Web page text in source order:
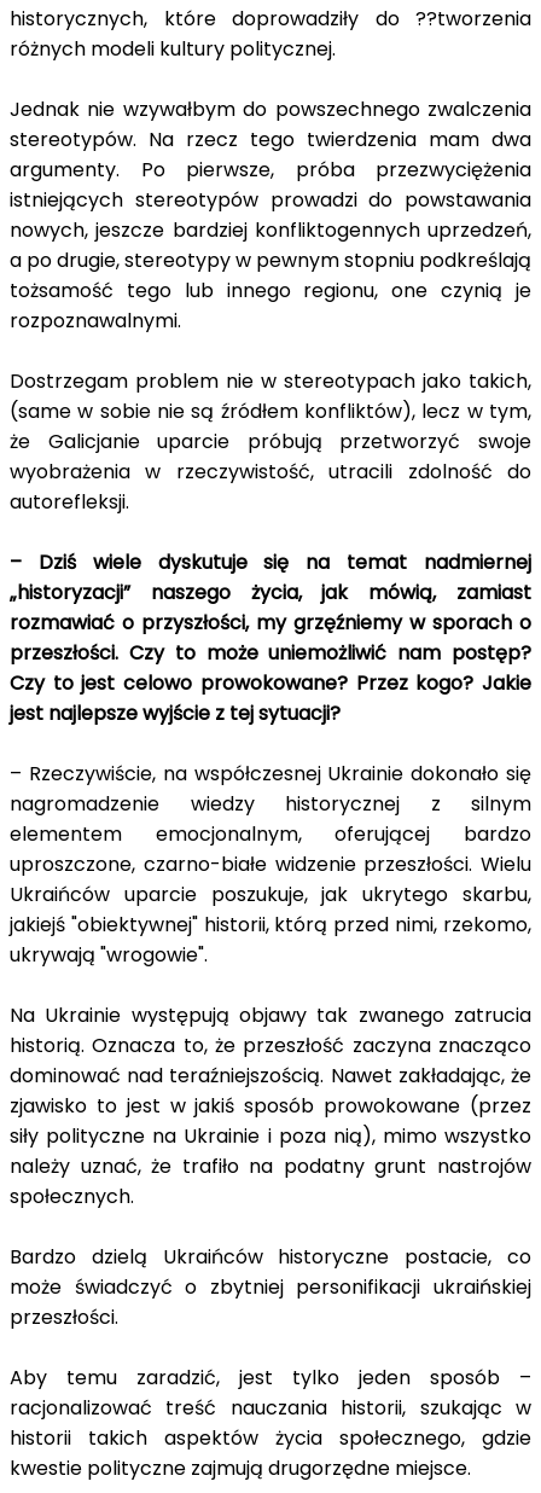
historycznych, które doprowadziły do ??tworzenia
różnych modeli kultury politycznej.
Jednak nie wzywałbym do powszechnego zwalczenia
stereotypów. Na rzecz tego twierdzenia mam dwa
argumenty. Po pierwsze, próba przezwyciężenia
istniejących stereotypów prowadzi do powstawania
nowych, jeszcze bardziej konfliktogennych uprzedzeń,
a po drugie, stereotypy w pewnym stopniu podkreślają
tożsamość tego lub innego regionu, one czynią je
rozpoznawalnymi.
Dostrzegam problem nie w stereotypach jako takich,
(same w sobie nie są źródłem konfliktów), lecz w tym,
że Galicjanie uparcie próbują przetworzyć swoje
wyobrażenia w rzeczywistość, utracili zdolność do
autorefleksji.
– Dziś wiele dyskutuje się na temat nadmiernej
„historyzacji” naszego życia, jak mówią, zamiast
rozmawiać o przyszłości, my grzęźniemy w sporach o
przeszłości. Czy to może uniemożliwić nam postęp?
Czy to jest celowo prowokowane? Przez kogo? Jakie
jest najlepsze wyjście z tej sytuacji?
– Rzeczywiście, na współczesnej Ukrainie dokonało się
nagromadzenie wiedzy historycznej z silnym
elementem emocjonalnym, oferującej bardzo
uproszczone, czarno-białe widzenie przeszłości. Wielu
Ukraińców uparcie poszukuje, jak ukrytego skarbu,
jakiejś "obiektywnej" historii, którą przed nimi, rzekomo,
ukrywają "wrogowie".
Na Ukrainie występują objawy tak zwanego zatrucia
historią. Oznacza to, że przeszłość zaczyna znacząco
dominować nad teraźniejszością. Nawet zakładając, że
zjawisko to jest w jakiś sposób prowokowane (przez
siły polityczne na Ukrainie i poza nią), mimo wszystko
należy uznać, że trafiło na podatny grunt nastrojów
społecznych.
Bardzo dzielą Ukraińców historyczne postacie, co
może świadczyć o zbytniej personifikacji ukraińskiej
przeszłości.
Aby temu zaradzić, jest tylko jeden sposób –
racjonalizować treść nauczania historii, szukając w
historii takich aspektów życia społecznego, gdzie
kwestie polityczne zajmują drugorzędne miejsce.